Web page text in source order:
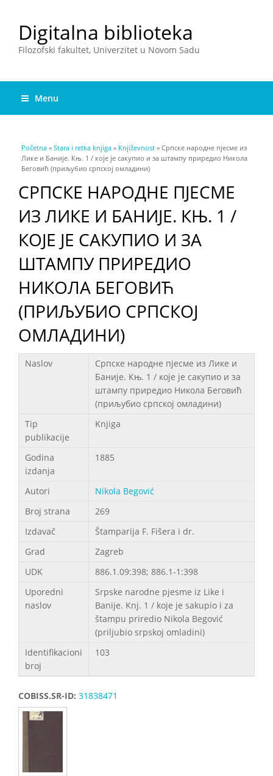
Digitalna biblioteka
Filozofski fakultet, Univerzitet u Novom Sadu
Menu
You are here
Početna » Stara i retka knjiga » Književnost » Српске народне пјесме из
Лике и Баније. Књ. 1 / које је сакупио и за штампу приредио Никола
Беговић (приљубио српској омладини)
СРПСКЕ НАРОДНЕ ПЈЕСМЕ
ИЗ ЛИКЕ И БАНИЈЕ. КЊ. 1 /
КОЈЕ ЈЕ САКУПИО И ЗА
ШТАМПУ ПРИРЕДИО
НИКОЛА БЕГОВИЋ
(ПРИЉУБИО СРПСКОЈ
ОМЛАДИНИ)
Podaci
Naslov
Српске народне пјесме из Лике и
Баније. Књ. 1 / које је сакупио и за
штампу приредио Никола Беговић
(приљубио српској омладини)
Tip
publikacije
Knjiga
Godina
izdanja
1885
Autori
Nikola Begović
Broj strana
269
Izdavač
Štamparija F. Fišera i dr.
Grad
Zagreb
UDK
886.1.09:398; 886.1-1:398
Uporedni
naslov
Srpske narodne pjesme iz Like i
Banije. Knj. 1 / koje je sakupio i za
štampu priredio Nikola Begović
(priljubio srpskoj omladini)
Identifikacioni
broj
103
COBISS.SR-ID: 31838471